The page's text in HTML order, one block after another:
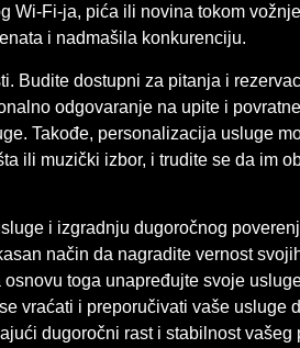
Wi-Fi-ja, pića ili novina tokom
i nadmašila konkurenciju.
Budite dostupni za pitanja i
odgovaranje na upite i
Takođe, personalizacija usluge
ili muzički izbor, i trudite se da im
i izgradnju dugoročnog
način da nagradite vernost
toga unapređujte svoje
vraćati i preporučivati vaše usluge
dugoročni rast i stabilnost vašeg